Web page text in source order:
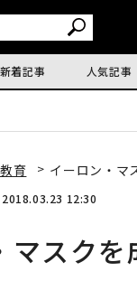
新着記事 人気記事
育 イーロン・マ
2018.03.23 12:30
マスク